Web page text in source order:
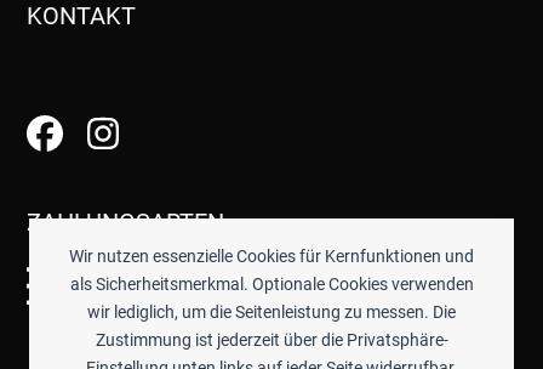
Wir nutzen essenzielle Cookies für Kernfunktionen und
als Sicherheitsmerkmal. Optionale Cookies verwenden
wir lediglich, um die Seitenleistung zu messen. Die
Zustimmung ist jederzeit über die Privatsphäre-
KONTAKT
ZAHLUNGSARTEN